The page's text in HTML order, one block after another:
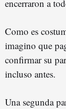
encerraron a
Como es
imagino que
confirmar su
incluso antes.
Una segunda